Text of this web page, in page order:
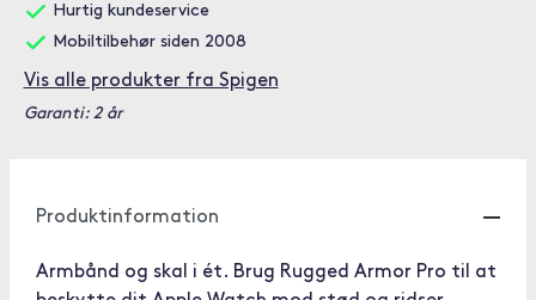
Hurtig kundeservice
Mobiltilbehør siden 2008
Vis alle produkter fra Spigen
Garanti: 2 år
Produktinformation
Armbånd og skal i ét. Brug Rugged Armor Pro til at